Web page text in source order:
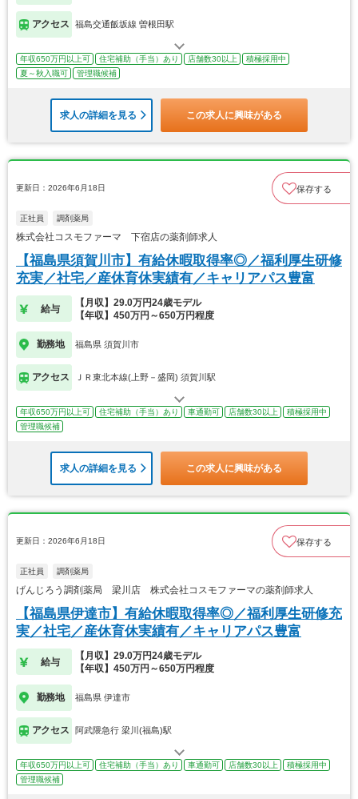
アクセス 福島交通飯坂線 曽根田駅
年収650万円以上可 住宅補助（手当）あり 店舗数30以上
積極採用中
夏～秋入職可
管理職候補
求人の詳細を見る この求人に興味がある
更新日：2026年6月18日 保存する
正社員 調剤薬局
株式会社コスモファーマ 下宿店の薬剤師求人
【福島県須賀川市】有給休暇取得率◎／福利厚生研修
充実／社宅／産休育休実績有／キャリアパス豊富
給与
【月収】29.0万円24歳モデル
【年収】450万円～650万円程度
勤務地 福島県 須賀川市
アクセス ＪＲ東北本線(上野－盛岡) 須賀川駅
年収650万円以上可 住宅補助（手当）あり 車通勤可 店舗数30以上
積極採用中
管理職候補
求人の詳細を見る この求人に興味がある
更新日：2026年6月18日 保存する
正社員 調剤薬局
げんじろう調剤薬局 梁川店 株式会社コスモファーマの薬剤師求人
【福島県伊達市】有給休暇取得率◎／福利厚生研修充
実／社宅／産休育休実績有／キャリアパス豊富
給与
【月収】29.0万円24歳モデル
【年収】450万円～650万円程度
勤務地 福島県 伊達市
アクセス 阿武隈急行 梁川(福島)駅
年収650万円以上可 住宅補助（手当）あり 車通勤可 店舗数30以上
積極採用中
管理職候補